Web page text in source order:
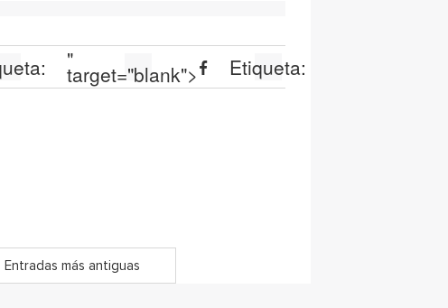
"
target="blank"> Etiqueta:
Entradas más antiguas